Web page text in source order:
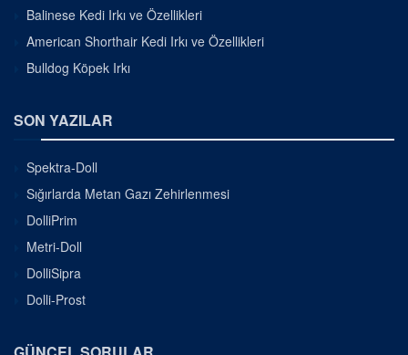
Balinese Kedi Irkı ve Özellikleri
American Shorthair Kedi Irkı ve Özellikleri
Bulldog Köpek Irkı
SON YAZILAR
Spektra-Doll
Sığırlarda Metan Gazı Zehirlenmesi
DolliPrim
Metri-Doll
DolliSipra
Dolli-Prost